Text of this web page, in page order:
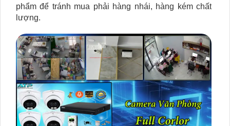
phẩm để tránh mua phải hàng nhái, hàng kém chất
lượng.